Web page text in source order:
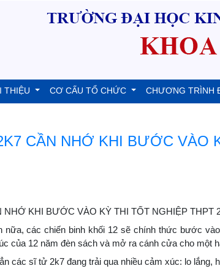
THIỆU CƠ CẤU TỔ CHỨC CHƯƠNG TRÌNH
CẦN NHỚ KHI BƯỚC VÀO
KHI BƯỚC VÀO KỲ THI TỐT NGHIỆP THPT
nữa, các chiến binh khối 12 sẽ chính thức bước
của 12 năm đèn sách và mở ra cánh cửa cho một
các sĩ tử 2k7 đang trải qua nhiều cảm xúc: lo lắng,